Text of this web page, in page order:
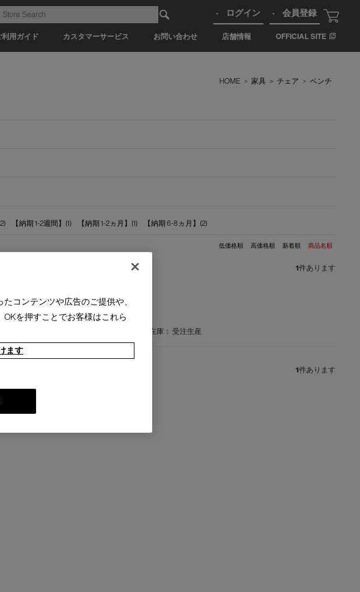
利用ガイド カスタマーサービス お問い合わせ 店舗情報 OFFICIAL SITE
ログイン 会員登録
HOME > 家具 > チェア > ベンチ
【納期 1-2週間】(1) 【納期 1-2ヵ月】(1) 【納期 6-8ヵ月】(2)
低価格順 高価格順 新着順 商品名順
1件あります
専用座クッション【受注生産】
ンチ
／納期 1-2ヵ月】
在庫： 受注生産
1件あります
コンテンツや広告のご提供や、
を押すことでお客様はこれら
ます